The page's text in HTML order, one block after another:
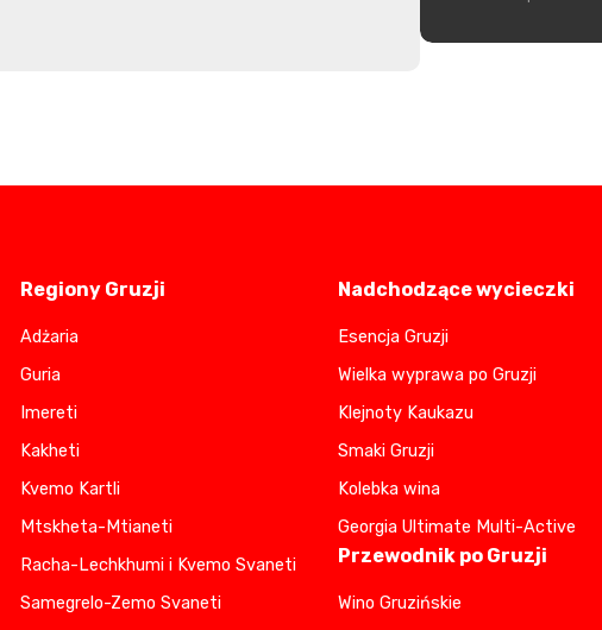
Regiony Gruzji
Adżaria
Guria
Imereti
Kakheti
Kvemo Kartli
Mtskheta-Mtianeti
Racha-Lechkhumi i Kvemo Svaneti
Samegrelo-Zemo Svaneti
Nadchodzące wycieczki
Esencja Gruzji
Wielka wyprawa po Gruzji
Klejnoty Kaukazu
Smaki Gruzji
Kolebka wina
Georgia Ultimate Multi-Active
Przewodnik po Gruzji
Wino Gruzińskie